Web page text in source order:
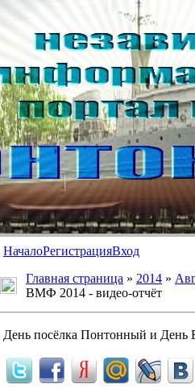
НачалоРегистрацияВход
Главная страница » 2014 »
ВМФ 2014 - видео-отчёт
День посёлка Понтонный и День